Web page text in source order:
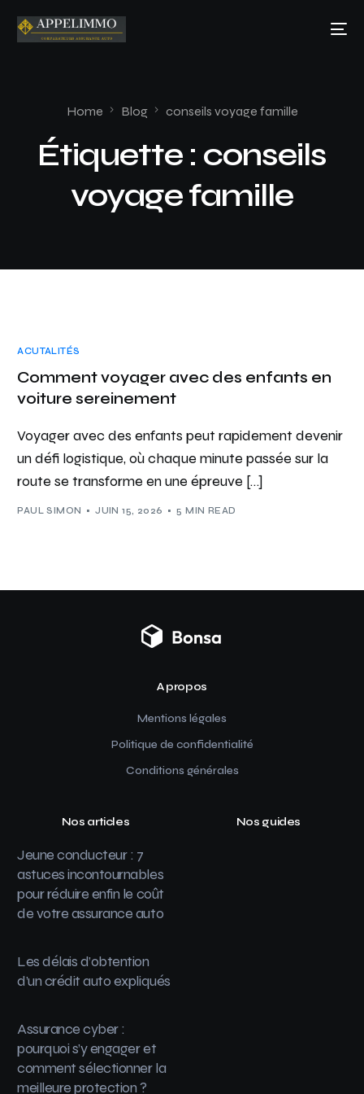
Home Blog conseils voyage famille
Étiquette : conseils
voyage famille
ACUTALITÉS
Comment voyager avec des enfants en
voiture sereinement
Voyager avec des enfants peut rapidement devenir
un défi logistique, où chaque minute passée sur la
route se transforme en une épreuve […]
PAUL SIMON JUIN 15, 2026 5 MIN READ
A propos
Mentions légales
Politique de confidentialité
Conditions générales
Nos articles
Jeune conducteur : 7
astuces incontournables
pour réduire enfin le coût
de votre assurance auto
Les délais d’obtention
d’un crédit auto expliqués
Assurance cyber :
pourquoi s’y engager et
comment sélectionner la
meilleure protection ?
Nos guides